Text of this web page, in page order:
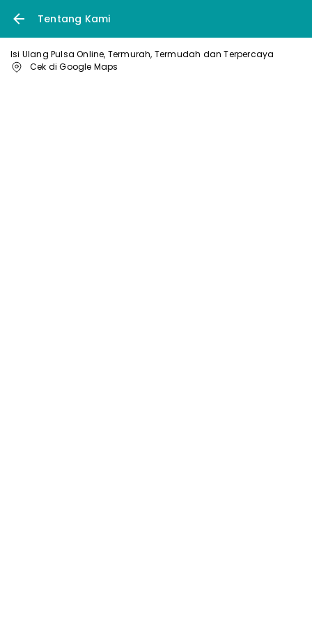
Tentang Kami
Isi Ulang Pulsa Online, Termurah, Termudah dan Terpercaya
Cek di Google Maps